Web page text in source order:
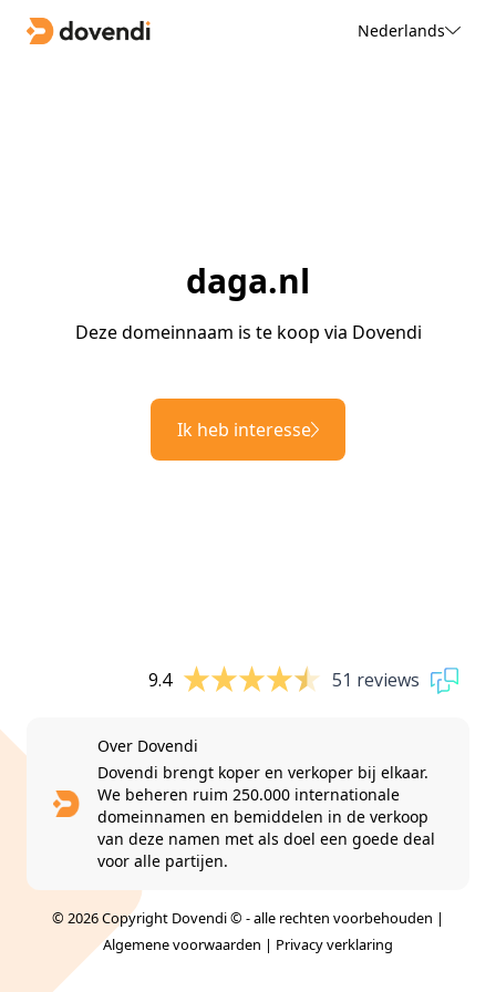
Nederlands
daga.nl
Deze domeinnaam is te koop via Dovendi
Ik heb interesse
9.4 51 reviews
Over Dovendi
Dovendi brengt koper en verkoper bij elkaar.
We beheren ruim 250.000 internationale
domeinnamen en bemiddelen in de verkoop
van deze namen met als doel een goede deal
voor alle partijen.
© 2026 Copyright Dovendi © - alle rechten voorbehouden |
Algemene voorwaarden | Privacy verklaring